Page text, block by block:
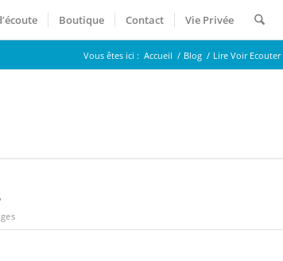
Boutique Contact Vie Privée
Vous êtes ici : Accueil / Blog / Lire Voir Ecouter